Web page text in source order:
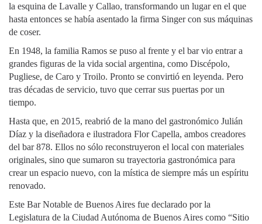
la esquina de Lavalle y Callao, transformando un lugar en el que
hasta entonces se había asentado la firma Singer con sus máquinas
de coser.
En 1948, la familia Ramos se puso al frente y el bar vio entrar a
grandes figuras de la vida social argentina, como Discépolo,
Pugliese, de Caro y Troilo. Pronto se convirtió en leyenda. Pero
tras décadas de servicio, tuvo que cerrar sus puertas por un
tiempo.
Hasta que, en 2015, reabrió de la mano del gastronómico Julián
Díaz y la diseñadora e ilustradora Flor Capella, ambos creadores
del bar 878. Ellos no sólo reconstruyeron el local con materiales
originales, sino que sumaron su trayectoria gastronómica para
crear un espacio nuevo, con la mística de siempre más un espíritu
renovado.
Este Bar Notable de Buenos Aires fue declarado por la
Legislatura de la Ciudad Autónoma de Buenos Aires como “Sitio